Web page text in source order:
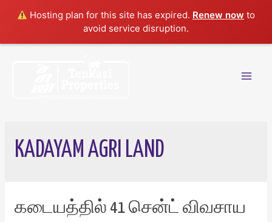
Hosting plan for this site has expired. Renew now to
avoid service disruption.
KADAYAM AGRI LAND
கடையத்தில் 41 சென்ட் விவசாய